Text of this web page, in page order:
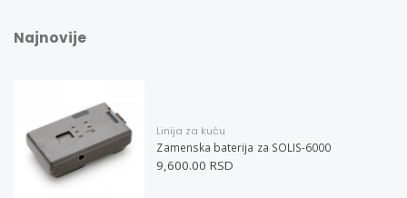
Najnovije
Linija za kuću
Zamenska baterija za SOLIS-6000
9,600.00 RSD